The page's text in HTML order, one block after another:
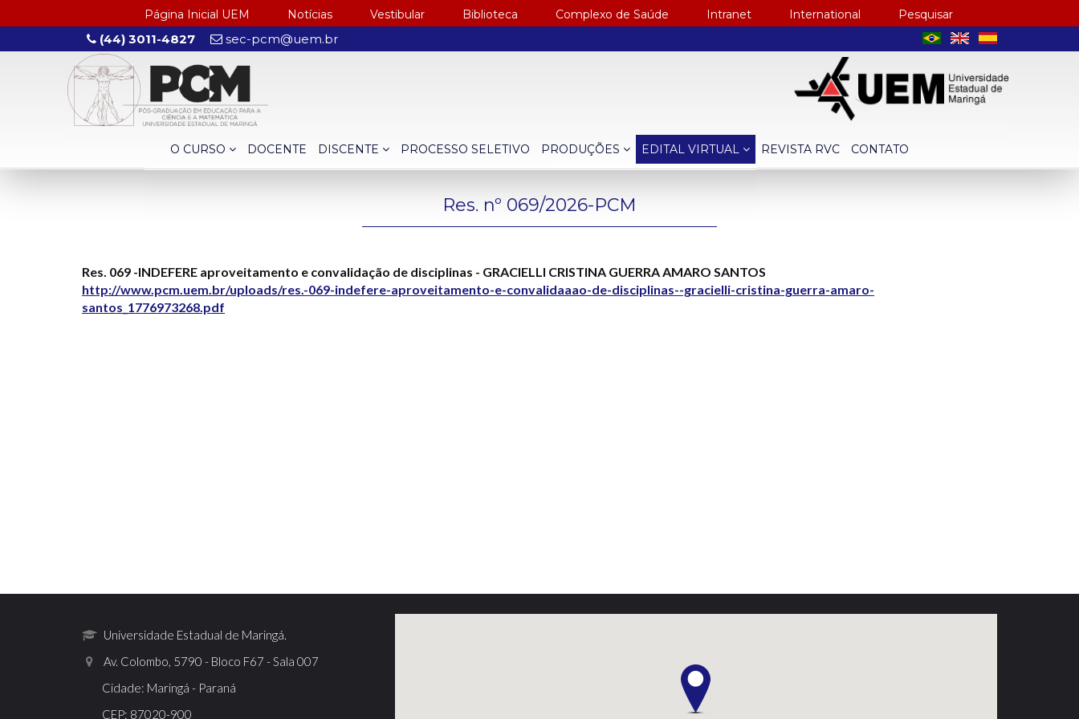
Página Inicial UEM Notícias Vestibular Biblioteca Complexo de Saúde Intranet International Pesquisar
(44) 3011-4827 sec-pcm@uem.br
O CURSO DOCENTE DISCENTE PROCESSO SELETIVO PRODUÇÕES EDITAL VIRTUAL REVISTA RVC CONTATO
Res. nº 069/2026-PCM
Res. 069 -INDEFERE aproveitamento e convalidação de disciplinas - GRACIELLI CRISTINA GUERRA AMARO SANTOS
http://www.pcm.uem.br/uploads/res.-069-indefere-aproveitamento-e-convalidaaao-de-disciplinas--gracielli-cristina-guerra-amaro-
santos_1776973268.pdf
Universidade Estadual de Maringá.
Av. Colombo, 5790 - Bloco F67 - Sala 007
Cidade: Maringá - Paraná
CEP: 87020-900